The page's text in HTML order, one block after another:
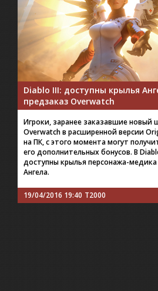
Diablo III: доступны крылья
предзаказ Overwatch
Игроки, заранее заказавшие новый
Overwatch в расширенной версии
на ПК, с этого момента могут
его дополнительных бонусов. В
доступны крылья персонажа-
Ангела.
19/04/2016 19:40 T2000